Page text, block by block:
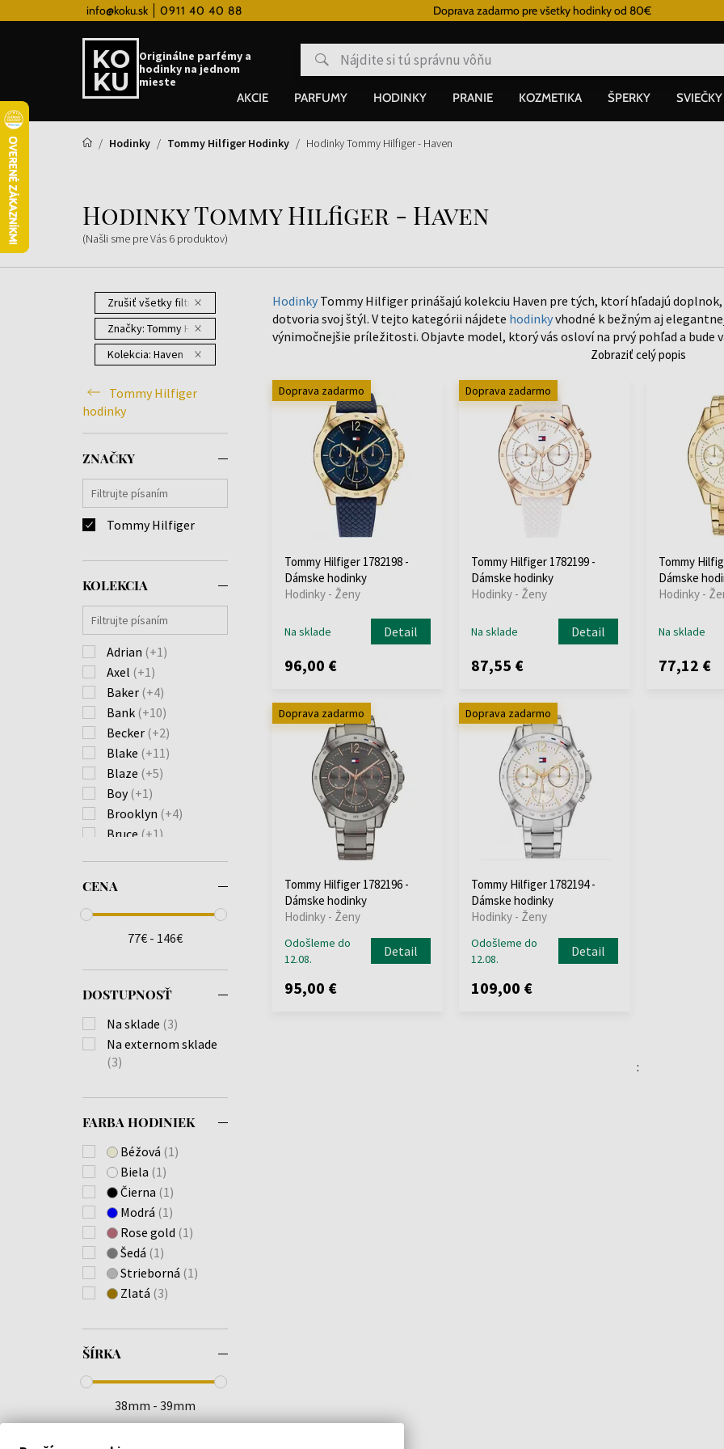
info@koku.sk 0911 40 40 88Vernostný systém Doprava zadarmo pre všetky hodinky od 80€
Originálne parfémy a
hodinky na jednom
mieste
AKCIE
PARFUMY HODINKY PRANIE KOZMETIKA ŠPERKY SVIEČKY
Hodinky Tommy Hilfiger Hodinky Hodinky Tommy Hilfiger - Haven
Hodinky Tommy Hilfiger - Haven
(Našli sme pre Vás 6 produktov)
Zrušiť všetky filtre
Značky: Tommy Hilfiger
Kolekcia: Haven
Tommy Hilfiger
hodinky
ZNAČKY
Tommy Hilfiger
KOLEKCIA
Adrian (+1)
Axel (+1)
Baker (+4)
Bank (+10)
Becker (+2)
Blake (+11)
Blaze (+5)
Boy(+1)
Brooklyn (+4)
Bruce (+1)
Carrie
Chase(+5)
Clark(+4)
Daniel(+11)
Decker(+12)
Demi(+1)
Demi Bangle
(+1)
Denim
Ella(+1)
Ella Le(+1)
Forrest(+1)
Georgia(+1)
Gianna(+1)
Haven
Henry(+7)
Herald (+2)
Hudson(+3)
Iris(+3)
Jameson
Jason(+1)
Jax(+4)
Jenna(+4)
CENA
77€ - 146€
DOSTUPNOSŤ
Na sklade (3)
Na externom sklade
(3)
FARBA HODINIEK
Béžová (1)
Biela (1)
Čierna (1)
Modrá (1)
Rose gold (1)
Šedá (1)
Strieborná (1)
Zlatá (3)
ŠÍRKA
38mm - 39mm
Hodinky Tommy Hilfiger prinášajú kolekciu Haven pre tých, ktorí hľadajú
dotvoria svoj štýl. V tejto kategórii nájdete hodinkyvhodné k bežným aj
výnimočnejšie príležitosti. Objavte model, ktorý vás osloví na prvý pohľad a bude
Zobraziť celý popis
Doprava zadarmo
Tommy Hilfiger 1782198 -
Dámske hodinky
Hodinky - Ženy
Na sklade Detail
96,00 €
Doprava zadarmo
Tommy Hilfiger 1782199 -
Dámske hodinky
Hodinky - Ženy
Na sklade Detail
87,55 €
Tommy
Dámske
Hodinky -
Na sklade
77,12 €
Doprava zadarmo
Tommy Hilfiger 1782196 -
Dámske hodinky
Hodinky - Ženy
Odošleme do
12.08.
Detail
95,00 €
Doprava zadarmo
Tommy Hilfiger 1782194 -
Dámske hodinky
Hodinky - Ženy
Odošleme do
12.08.
Detail
109,00 €
: